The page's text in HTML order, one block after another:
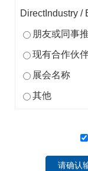
DirectIndustry /
朋友或同事
现有合作伙
展会名称
其他
请确认